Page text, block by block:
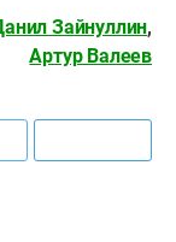
Зайнуллин,
Артур Валеев